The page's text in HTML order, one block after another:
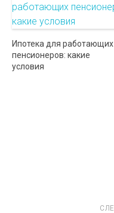
Ипотека для работающих
пенсионеров: какие
условия